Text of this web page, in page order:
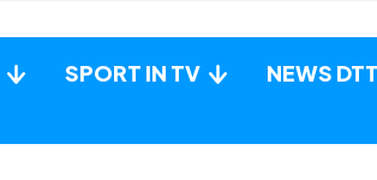
SPORT IN TV NEWS DTT